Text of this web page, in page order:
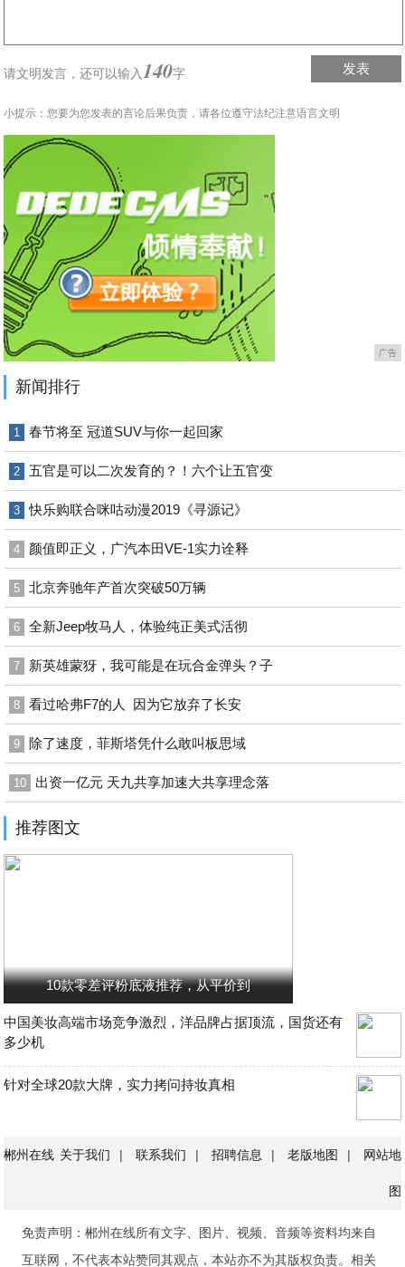
请文明发言，还可以输入 140字 发表
小提示：您要为您发表的言论后果负责，请各位遵守法纪注意语言文明
广告
新闻排行
1 春节将至 冠道SUV与你一起回家
2 五官是可以二次发育的？！六个让五官变
3 快乐购联合咪咕动漫2019《寻源记》
4 颜值即正义，广汽本田VE-1实力诠释
5 北京奔驰年产首次突破50万辆
6 全新Jeep牧马人，体验纯正美式活彻
7 新英雄蒙犽，我可能是在玩合金弹头？子
8 看过哈弗F7的人 因为它放弃了长安
9 除了速度，菲斯塔凭什么敢叫板思域
10 出资一亿元 天九共享加速大共享理念落
推荐图文
10款零差评粉底液推荐，从平价到
中国美妆高端市场竞争激烈，洋品牌占据顶流，国货还有
多少机
针对全球20款大牌，实力拷问持妆真相
郴州在线 关于我们 | 联系我们 | 招聘信息 | 老版地图 | 网站地
图
免责声明：郴州在线所有文字、图片、视频、音频等资料均来自
互联网，不代表本站赞同其观点，本站亦不为其版权负责。相关